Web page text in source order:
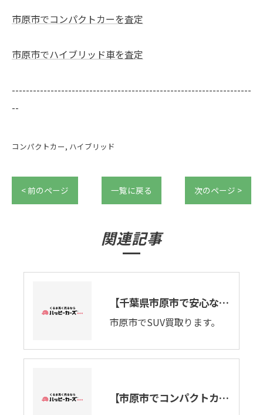
市原市でコンパクトカーを査定
市原市でハイブリッド車を査定
--------------------------------------------------------------------
--
コンパクトカー ハイブリッド
< 前のページ 一覧に戻る 次のページ >
関連記事
【千葉県市原市で安心なお店の当店ががSUVの買取り致します。】トヨタ・RAV4
市原市でSUV買取ります。
【市原市でコンパクトカーの出張車査定・車買取り致します。】トヨタ・RAV4